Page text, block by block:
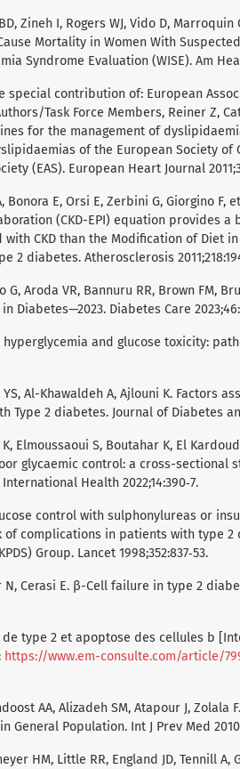
Zineh I, Rogers WJ, Vido D,
Mortality in Women With
Syndrome Evaluation (WISE). Am
special contribution of: European
Task Force Members, Reiner Z,
for the management of
of the European Society of
(EAS). European Heart Journal
Bonora E, Orsi E, Zerbini G, Giorgino F,
(CKD-EPI) equation provides
CKD than the Modification of Diet
2 diabetes. Atherosclerosis
G, Aroda VR, Bannuru RR, Brown FM,
Diabetes—2023. Diabetes Care
hyperglycemia and glucose toxicity:
Al-Khawaldeh A, Ajlouni K. Factors
Type 2 diabetes. Journal of Diabetes
Elmoussaoui S, Boutahar K, El
glycaemic control: a cross-sectional
Health 2022;14:390‑7.
control with sulphonylureas or
complications in patients with type 2
Group. Lancet 1998;352:837‑53.
N, Cerasi E. β-Cell failure in type 2
de type 2 et apoptose des cellules b
https://www.em-consulte.com/article/
AA, Alizadeh SM, Atapour J, Zolala
General Population. Int J Prev Med
HM, Little RR, England JD, Tennill A,